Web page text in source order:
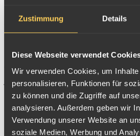
Zustimmung Details
Diese Webseite verwendet
Wir verwenden Cookies, um
personalisieren, Funktionen für
zu können und die Zugriffe auf
analysieren. Außerdem geben wir
Verwendung unserer Website an
soziale Medien, Werbung und
etablierter Goldankäufer kaufen wir
Edelmetallprüflabor überprüfen wir das
eingeprägte Gewicht sowie den
jeweiligen aktuellen ESGGold-
Ihres Barrens. Egal, welche Barrenform
oder nicht, spielt für uns keine Rolle. Als
können wir angekaufte Goldbarren aus